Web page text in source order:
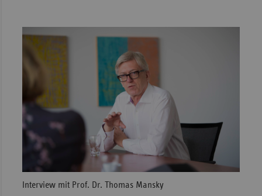
Interview mit Prof. Dr. Thomas Mansky